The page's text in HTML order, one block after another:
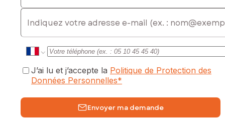
E-mail
J’ai lu et j’accepte la Politique de Protection des
Données Personnelles*
Envoyer ma demande